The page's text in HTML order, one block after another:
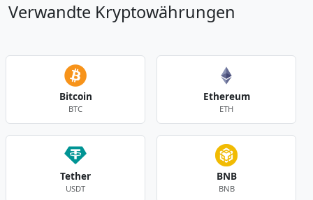
Verwandte Kryptowährungen
Bitcoin
BTC
Ethereum
ETH
Tether
USDT
BNB
BNB